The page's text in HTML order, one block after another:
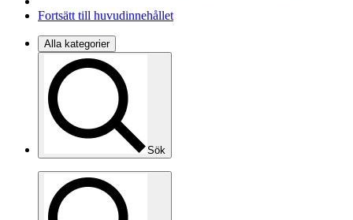
Fortsätt till huvudinnehållet
Alla kategorier
Sök